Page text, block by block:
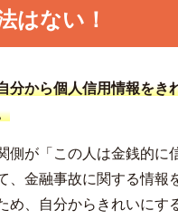
はない！
分から個人信用情報をき
側が「この人は金銭的に
、金融事故に関する情報
め、自分からきれいにす